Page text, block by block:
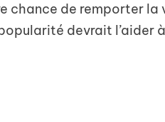
chance de remporter la
devrait l’aider